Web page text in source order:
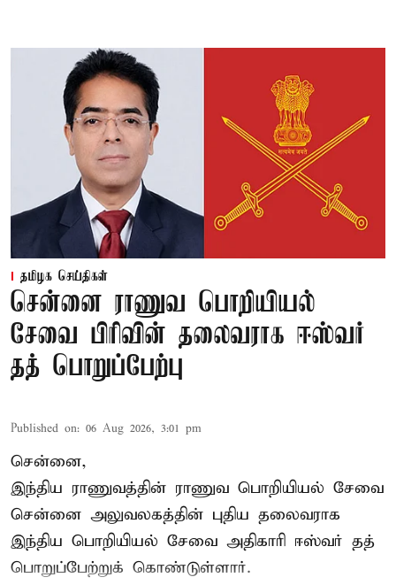
தமிழக செய்திகள்
சென்னை ராணுவ பொறியியல்
சேவை பிரிவின் தலைவராக ஈஸ்வர்
தத் பொறுப்பேற்பு
Published on: 06 Aug 2026, 3:01 pm
சென்னை,
இந்திய ராணுவத்தின் ராணுவ பொறியியல் சேவை
சென்னை அலுவலகத்தின் புதிய தலைவராக
இந்திய பொறியியல் சேவை அதிகாரி ஈஸ்வர் தத்
பொறுப்பேற்றுக் கொண்டுள்ளார்.